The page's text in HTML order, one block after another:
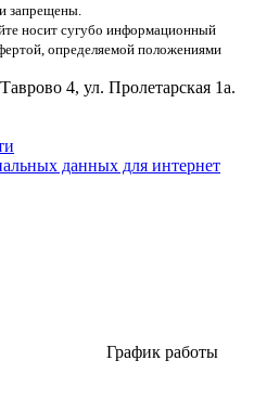
запрещены.
носит сугубо информационный
определяемой положениями
4, ул. Пролетарская 1а.
данных для интернет
График работы